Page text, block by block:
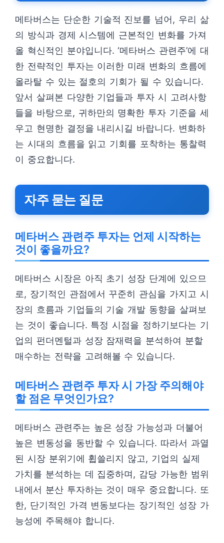
메타버스는 단순한 기술적 진보를 넘어, 우리 삶
의 방식과 경제 시스템에 근본적인 변화를 가져
올 혁신적인 분야입니다. ‘메타버스 관련주’에 대
한 전략적인 투자는 이러한 미래 변화의 흐름에
올라탈 수 있는 절호의 기회가 될 수 있습니다.
앞서 살펴본 다양한 기업들과 투자 시 고려사항
들을 바탕으로, 귀하만의 명확한 투자 기준을 세
우고 현명한 결정을 내리시길 바랍니다. 변화하
는 시대의 흐름을 읽고 기회를 포착하는 통찰력
이 중요합니다.
자주 묻는 질문
메타버스 관련주 투자는 언제 시작하는
것이 좋을까요?
메타버스 시장은 아직 초기 성장 단계에 있으므
로, 장기적인 관점에서 꾸준히 관심을 가지고 시
장의 흐름과 기업들의 기술 개발 동향을 살펴보
는 것이 좋습니다. 특정 시점을 정하기보다는 기
업의 펀더멘털과 성장 잠재력을 분석하여 분할
매수하는 전략을 고려해볼 수 있습니다.
메타버스 관련주 투자 시 가장 주의해야
할 점은 무엇인가요?
메타버스 관련주는 높은 성장 가능성과 더불어
높은 변동성을 동반할 수 있습니다. 따라서 과열
된 시장 분위기에 휩쓸리지 않고, 기업의 실제
가치를 분석하는 데 집중하며, 감당 가능한 범위
내에서 분산 투자하는 것이 매우 중요합니다. 또
한, 단기적인 가격 변동보다는 장기적인 성장 가
능성에 주목해야 합니다.